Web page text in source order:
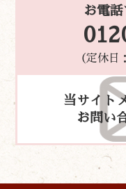
お電
（定休
当サイト
お問い